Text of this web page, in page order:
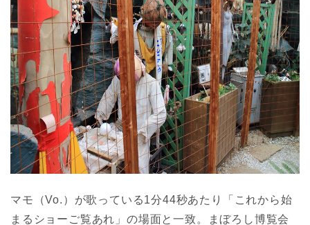
マモ（Vo.）が歌っている1分44秒あたり「これから始
まるショーご覧あれ」の場面と一致。まぼろし博覧会